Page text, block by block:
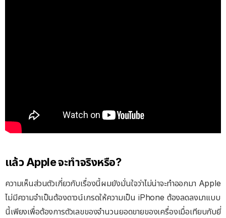
แล้ว Apple จะทำจริงหรือ?
ความเห็นส่วนตัวเกี่ยวกับเรื่องนี้ผมยังมั่นใจว่าไม่น่าจะทำออกมา Apple
ไม่มีความจำเป็นต้องดาวน์เกรดให้ความเป็น iPhone ต้องลดลงมาแบบ
นี้เพียงเพื่อต้องการตัวเลขของจำนวนยอดขายของเครื่องเมื่อเทียบกับยี่